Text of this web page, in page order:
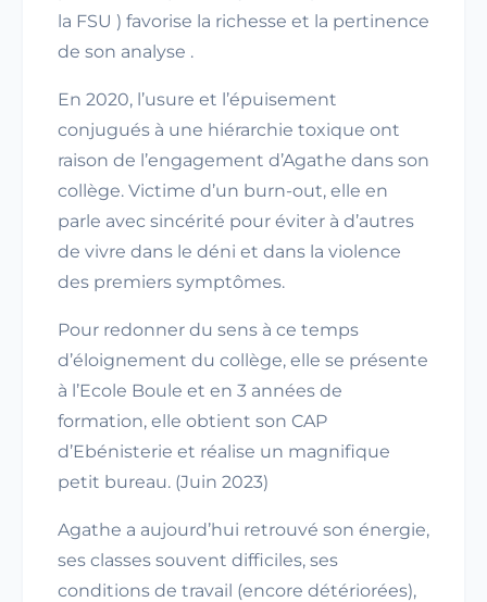
la FSU ) favorise la richesse et la pertinence
de son analyse .
En 2020, l’usure et l’épuisement
conjugués à une hiérarchie toxique ont
raison de l’engagement d’Agathe dans son
collège. Victime d’un burn-out, elle en
parle avec sincérité pour éviter à d’autres
de vivre dans le déni et dans la violence
des premiers symptômes.
Pour redonner du sens à ce temps
d’éloignement du collège, elle se présente
à l’Ecole Boule et en 3 années de
formation, elle obtient son CAP
d’Ebénisterie et réalise un magnifique
petit bureau. (Juin 2023)
Agathe a aujourd’hui retrouvé son énergie,
ses classes souvent difficiles, ses
conditions de travail (encore détériorées),